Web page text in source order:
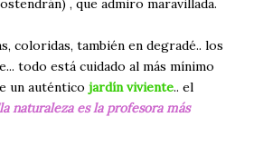
, que admiro maravillada.
coloridas, también en degradé.. los
todo está cuidado al más mínimo
un auténtico jardín viviente.. el
naturaleza es la profesora más